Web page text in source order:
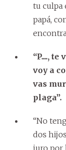
tu culpa
papá,
“P....,
voy a
vas
plaga”.
“No
dos
juro por